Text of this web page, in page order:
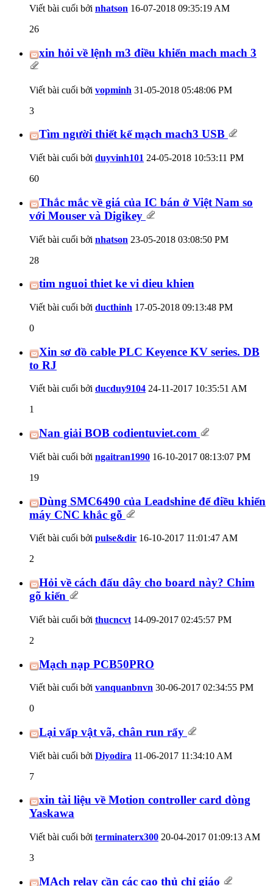
Viết bài cuối bởi nhatson 16-07-2018 09:35:19 AM
26
xin hỏi về lệnh m3 điều khiển mach mach 3
Viết bài cuối bởi vopminh 31-05-2018 05:48:06 PM
3
Tìm người thiết kế mạch mach3 USB
Viết bài cuối bởi duyvinh101 24-05-2018 10:53:11 PM
60
Thắc mắc về giá của IC bán ở Việt Nam so
với Mouser và Digikey
Viết bài cuối bởi nhatson 23-05-2018 03:08:50 PM
28
tim nguoi thiet ke vi dieu khien
Viết bài cuối bởi ducthinh 17-05-2018 09:13:48 PM
0
Xin sơ đồ cable PLC Keyence KV series. DB
to RJ
Viết bài cuối bởi ducduy9104 24-11-2017 10:35:51 AM
1
Nan giải BOB codientuviet.com
Viết bài cuối bởi ngaitran1990 16-10-2017 08:13:07 PM
19
Dùng SMC6490 của Leadshine để điều khiển
máy CNC khắc gỗ
Viết bài cuối bởi pulse&dir 16-10-2017 11:01:47 AM
2
Hỏi về cách đấu dây cho board này? Chim
gõ kiến
Viết bài cuối bởi thucncvt 14-09-2017 02:45:57 PM
2
Mạch nạp PCB50PRO
Viết bài cuối bởi vanquanbnvn 30-06-2017 02:34:55 PM
0
Lại vấp vật vã, chân run rẩy
Viết bài cuối bởi Diyodira 11-06-2017 11:34:10 AM
7
xin tài liệu về Motion controller card dòng
Yaskawa
Viết bài cuối bởi terminaterx300 20-04-2017 01:09:13 AM
3
MẠch relay cần các cao thủ chỉ giáo